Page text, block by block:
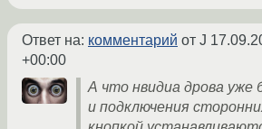
Ответ на: комментарий от J
+00:00
А что нвидиа дрова уже
и подключения